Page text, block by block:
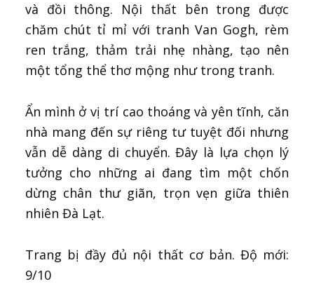
và đồi thông. Nội thất bên trong được
chăm chút tỉ mỉ với tranh Van Gogh, rèm
ren trắng, thảm trải nhẹ nhàng, tạo nên
một tổng thể thơ mộng như trong tranh.
Ẩn mình ở vị trí cao thoáng và yên tĩnh, căn
nhà mang đến sự riêng tư tuyệt đối nhưng
vẫn dễ dàng di chuyển. Đây là lựa chọn lý
tưởng cho những ai đang tìm một chốn
dừng chân thư giãn, trọn vẹn giữa thiên
nhiên Đà Lạt.
Trang bị đầy đủ nội thất cơ bản. Độ mới:
9/10